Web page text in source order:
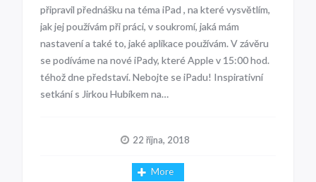
připravil přednášku na téma iPad , na které vysvětlím,
jak jej používám při práci, v soukromí, jaká mám
nastavení a také to, jaké aplikace používám. V závěru
se podíváme na nové iPady, které Apple v 15:00 hod.
téhož dne představí. Nebojte se iPadu! Inspirativní
setkání s Jirkou Hubíkem na…
22 října, 2018
More